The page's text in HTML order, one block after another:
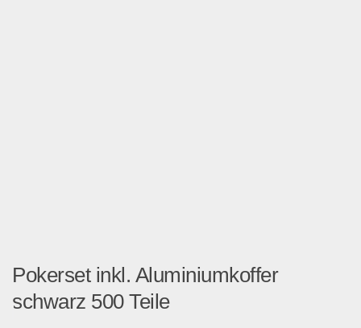
Pokerset inkl. Aluminiumkoffer
schwarz 500 Teile